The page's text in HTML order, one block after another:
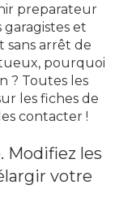
preparateur
garagistes et
sans arrêt de
pourquoi
? Toutes les
les fiches de
contacter !
Modifiez les
votre